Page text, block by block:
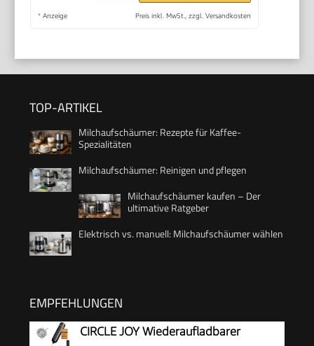
* Anzeige Preis inkl. MwSt., zzgl. Versandkosten
TOP-ARTIKEL
Milchaufschäumer: Rezepte für Kaffee-
Spezialitäten
Milchaufschäumer: Reinigen und pflegen
Milchaufschäumer kaufen – Der
ultimative Ratgeber
Elektrisch vs. manuell: Milchaufschäumer wählen
EMPFEHLUNGEN
CIRCLE JOY Wiederaufladbarer